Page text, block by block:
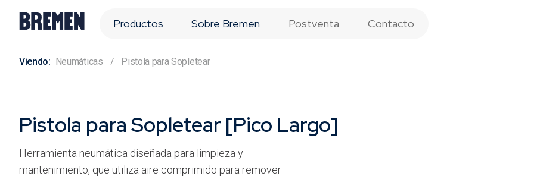
Productos Sobre Bremen Postventa Contacto
Neumáticas Pistola para Sopletear
Pistola para Sopletear [Pico Largo]
Herramienta neumática diseñada para limpieza y
mantenimiento, que utiliza aire comprimido para remover